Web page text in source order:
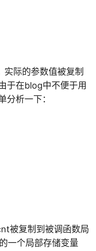
际的参数值被复制
于在blog中不便于用
分析一下：
被复制到被调函数局
一个局部存储变量